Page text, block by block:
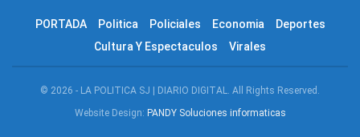
PORTADA Politica Policiales Economia
Deportes
Cultura Y Espectaculos
Virales
© 2026 - LA POLITICA SJ | DIARIO DIGITAL. All Rights Reserved.
Website Design: PANDY Soluciones informaticas